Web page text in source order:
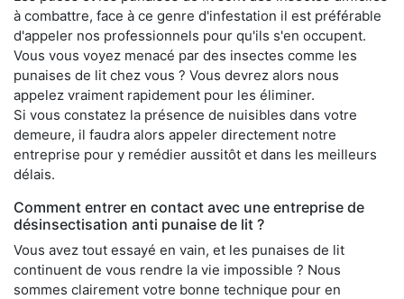
à combattre, face à ce genre d'infestation il est préférable
d'appeler nos professionnels pour qu'ils s'en occupent.
Vous vous voyez menacé par des insectes comme les
punaises de lit chez vous ? Vous devrez alors nous
appelez vraiment rapidement pour les éliminer.
Si vous constatez la présence de nuisibles dans votre
demeure, il faudra alors appeler directement notre
entreprise pour y remédier aussitôt et dans les meilleurs
délais.
Comment entrer en contact avec une entreprise de
désinsectisation anti punaise de lit ?
Vous avez tout essayé en vain, et les punaises de lit
continuent de vous rendre la vie impossible ? Nous
sommes clairement votre bonne technique pour en